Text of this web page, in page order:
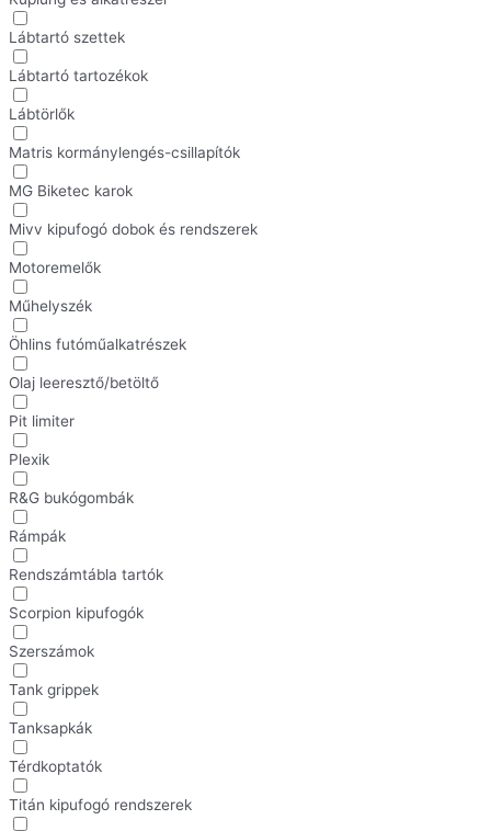
Lábtartó szettek
Lábtartó tartozékok
Lábtörlők
Matris kormánylengés-csillapítók
MG Biketec karok
Mivv kipufogó dobok és rendszerek
Motoremelők
Műhelyszék
Öhlins futóműalkatrészek
Olaj leeresztő/betöltő
Pit limiter
Plexik
R&G bukógombák
Rámpák
Rendszámtábla tartók
Scorpion kipufogók
Szerszámok
Tank grippek
Tanksapkák
Térdkoptatók
Titán kipufogó rendszerek